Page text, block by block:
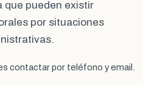
que pueden existir
por situaciones
contactar por teléfono y email.